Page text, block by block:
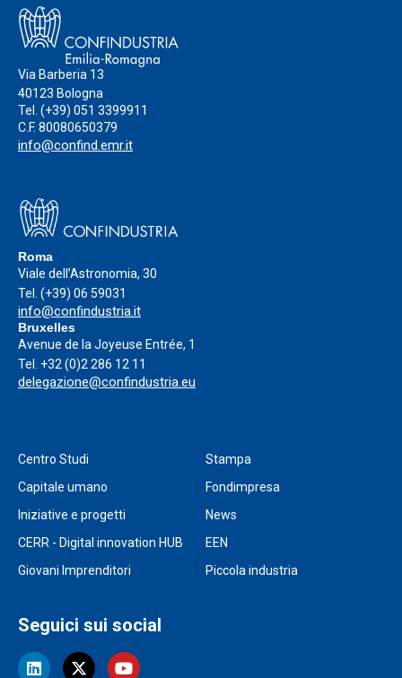
Via Barberia 13
40123 Bologna
Tel. (+39) 051 3399911
C.F. 80080650379
info@confind.emr.it
Roma
Viale dell’Astronomia, 30
Tel. (+39) 06 59031
info@confindustria.it
Bruxelles
Avenue de la Joyeuse Entrée, 1
Tel. +32 (0)2 286 12 11
delegazione@confindustria.eu
Centro Studi
Stampa
Capitale umano
Fondimpresa
Iniziative e progetti
News
CERR - Digital innovation HUB
EEN
Giovani Imprenditori
Piccola industria
Seguici sui social